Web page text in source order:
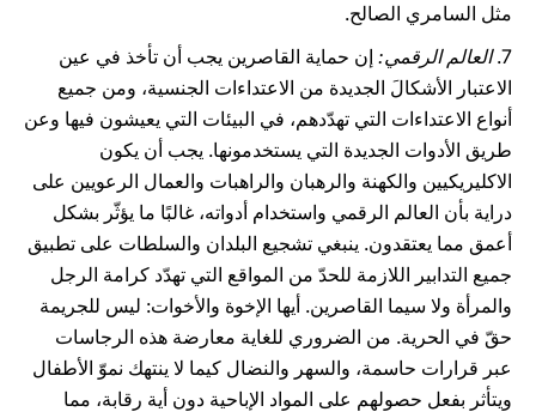
مثل السامري الصالح.
7. العالم الرقمي: إن حماية القاصرين يجب أن تأخذ في عين
الاعتبار الأشكالَ الجديدة من الاعتداءات الجنسية، ومن جميع
أنواع الاعتداءات التي تهدّدهم، في البيئات التي يعيشون فيها وعن
طريق الأدوات الجديدة التي يستخدمونها. يجب أن يكون
الاكليريكيين والكهنة والرهبان والراهبات والعمال الرعويين على
دراية بأن العالم الرقمي واستخدام أدواته، غالبًا ما يؤثّر بشكل
أعمق مما يعتقدون. ينبغي تشجيع البلدان والسلطات على تطبيق
جميع التدابير اللازمة للحدّ من المواقع التي تهدّد كرامة الرجل
والمرأة ولا سيما القاصرين. أيها الإخوة والأخوات: ليس للجريمة
حقّ في الحرية. من الضروري للغاية معارضة هذه الرجاسات
عبر قرارات حاسمة، والسهر والنضال كيما لا ينتهك نموّ الأطفال
ويتأثر بفعل حصولهم على المواد الإباحية دون أية رقابة، مما